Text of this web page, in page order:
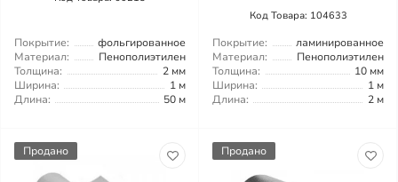
Покрытие:
фольгированное
Материал:
Пенополиэтилен
Толщина:
2 мм
Ширина:
1 м
Длина:
50 м
Код Товара: 104633
Покрытие:
ламинированное
Материал:
Пенополиэтилен
Толщина:
10 мм
Ширина:
1 м
Длина:
2 м
Продано Продано